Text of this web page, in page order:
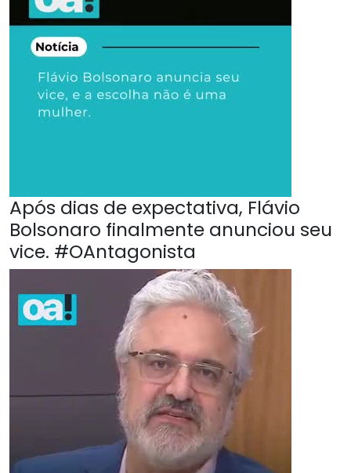
Após dias de expectativa, Flávio
Bolsonaro finalmente anunciou seu
vice. #OAntagonista